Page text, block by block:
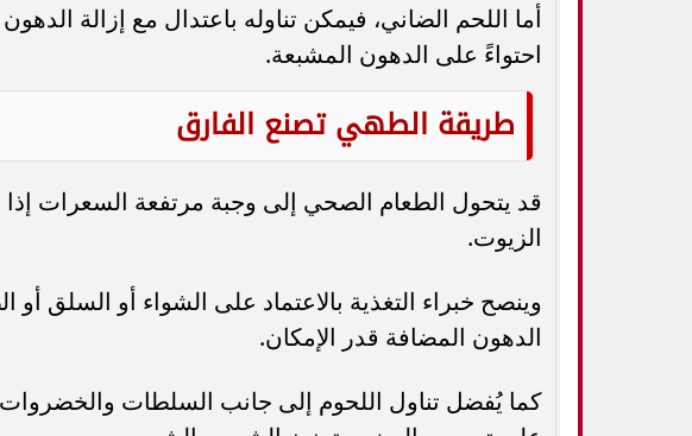
أما اللحم الضاني، فيمكن تناوله باعتدال مع إزالة
احتواءً على الدهون المشبعة.
طريقة الطهي تصنع الفارق
قد يتحول الطعام الصحي إلى وجبة مرتفعة السعرات
الزيوت.
وينصح خبراء التغذية بالاعتماد على الشواء أو السلق
الدهون المضافة قدر الإمكان.
كما يُفضل تناول اللحوم إلى جانب السلطات